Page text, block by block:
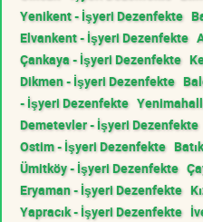
Yenikent - İşyeri Dezenfekte
Elvankent - İşyeri Dezenfekte
Çankaya - İşyeri Dezenfekte
Dikmen - İşyeri Dezenfekte
- İşyeri Dezenfekte
Demetevler - İşyeri Dezenfekte
Ostim - İşyeri Dezenfekte
Ümitköy - İşyeri Dezenfekte
Eryaman - İşyeri Dezenfekte
Yapracık - İşyeri Dezenfekte